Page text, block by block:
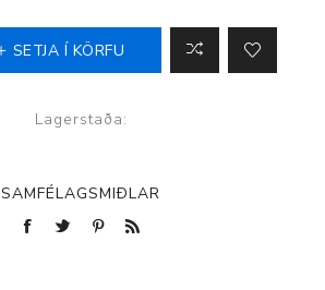
SETJA Í KÖRFU
Lagerstaða:
SAMFÉLAGSMIÐLAR